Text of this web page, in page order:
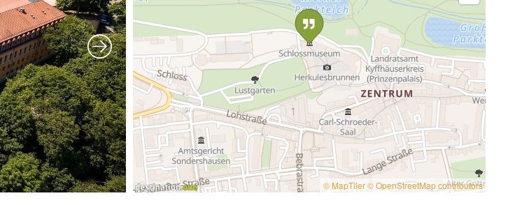
© MapTiler© OpenStreetMap contributors